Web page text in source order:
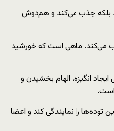
بلکه جذب می‌کند و هم‌دوش
می‌کند. ماهی است که خورشید
انگیزه، الهام بخشیدن و
است.
را نمایندگی کند و اعضا